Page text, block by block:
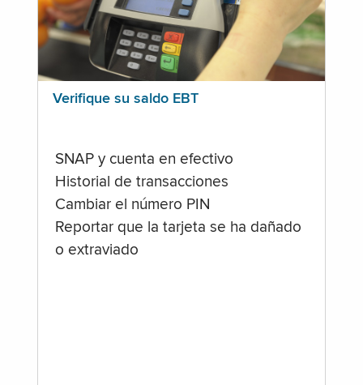
Verifique su saldo EBT
SNAP y cuenta en efectivo
Historial de transacciones
Cambiar el número PIN
Reportar que la tarjeta se ha dañado
o extraviado